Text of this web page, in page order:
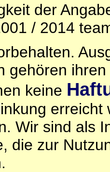
der
/ 2014
gehören
keine
Wir sind als
die zur